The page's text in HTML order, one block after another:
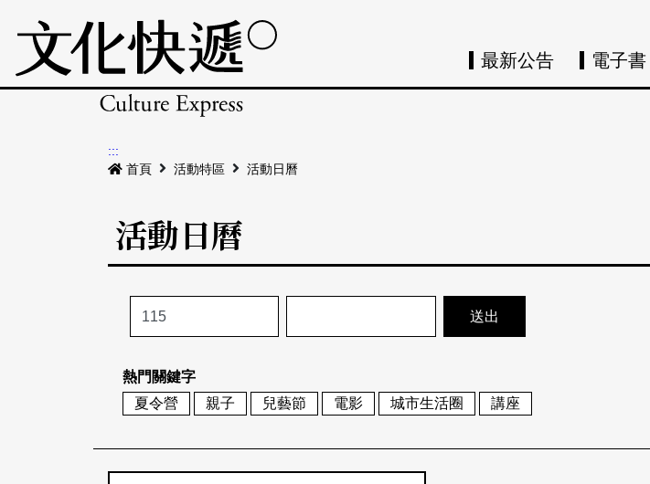
最新公告 電子書
:::
首頁
活動特區 活動日曆
活動日曆
熱門關鍵字
夏令營
親子 兒藝節 電影 城市生活圈 講座